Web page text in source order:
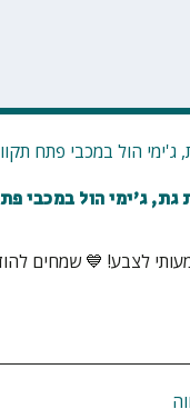
גת, ג'ימי הול במכבי
לצבע! 💙 שמחים